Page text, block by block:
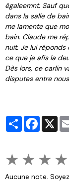
égaleemnt. Sauf
dans la salle de
me lamente que
bain. Claude me
nuit. Je lui réponds
ce que je afis la
Dès lors, ce carlin
disputes entre
Partager X
★ ★ ★ ★
Aucune note.